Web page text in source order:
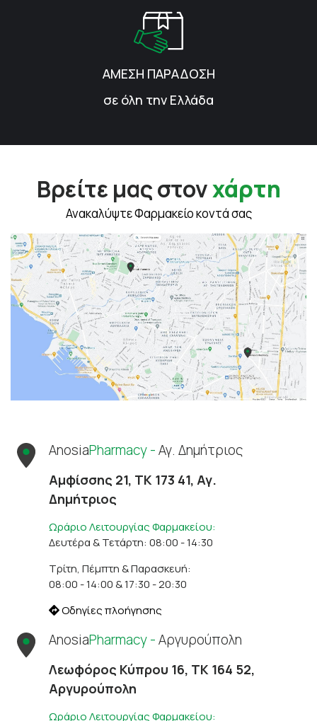
ΑΜΕΣΗ ΠΑΡΑΔΟΣΗ
σε όλη την Ελλάδα
Βρείτε μας στονχάρτη
Ανακαλύψτε Φαρμακείο κοντά σας
AnosiaPharmacy -Αγ. Δημήτριος
Αμφίσσης 21, ΤΚ 173 41, Αγ.
Δημήτριος
Ωράριο Λειτουργίας Φαρμακείου:
Δευτέρα & Τετάρτη: 08:00 - 14:30
Τρίτη, Πέμπτη & Παρασκευή:
08:00 - 14:00 & 17:30 - 20:30
Οδηγίες πλοήγησης
AnosiaPharmacy -Αργυρούπολη
Λεωφόρος Κύπρου 16, ΤΚ 164 52,
Αργυρούπολη
Ωράριο Λειτουργίας Φαρμακείου: